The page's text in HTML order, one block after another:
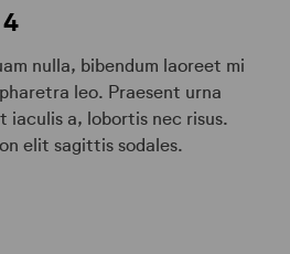
nulla, bibendum laoreet mi
leo. Praesent urna
iaculis a, lobortis nec risus.
elit sagittis sodales.